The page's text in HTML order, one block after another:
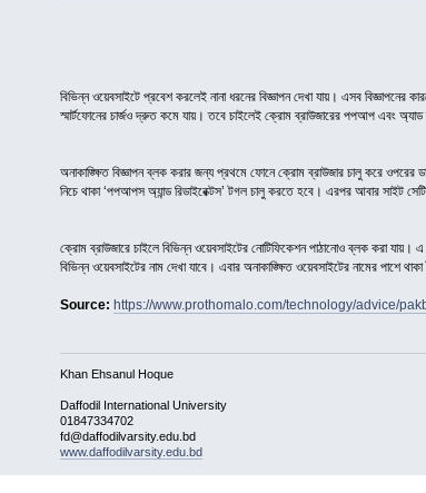
বিভিন্ন ওয়েবসাইটে প্রবেশ করলেই নানা ধরনের বিজ্ঞাপন দেখা যায়। এসব
স্মার্টফোনের চার্জও দ্রুত কমে যায়। তবে চাইলেই ক্রোম ব্রাউজারের পপআপ এবং অ্যাড
অনাকাঙ্ক্ষিত বিজ্ঞাপন ব্লক করার জন্য প্রথমে ফোনে ক্রোম ব্রাউজার চালু করে ওপরের
নিচে থাকা ‘পপআপস অ্যান্ড রিডাইরেক্টস’ টগল চালু করতে হবে। এরপর আবার সাইট
ক্রোম ব্রাউজারে চাইলে বিভিন্ন ওয়েবসাইটের নোটিফিকেশন পাঠানোও ব্লক করা
বিভিন্ন ওয়েবসাইটের নাম দেখা যাবে। এবার অনাকাঙ্ক্ষিত ওয়েবসাইটের নামের পাশে
Source: https://www.prothomalo.com/technology/advice/
Khan Ehsanul Hoque
Daffodil International University
01847334702
fd@daffodilvarsity.edu.bd
www.daffodilvarsity.edu.bd